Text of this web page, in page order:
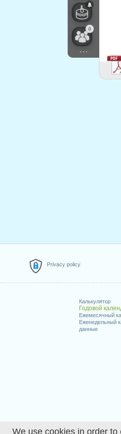
We use cookies in order to
Privacy policy
Калькулятор
Годовой
Ежемесячный
Еженедельный
данные
0
...